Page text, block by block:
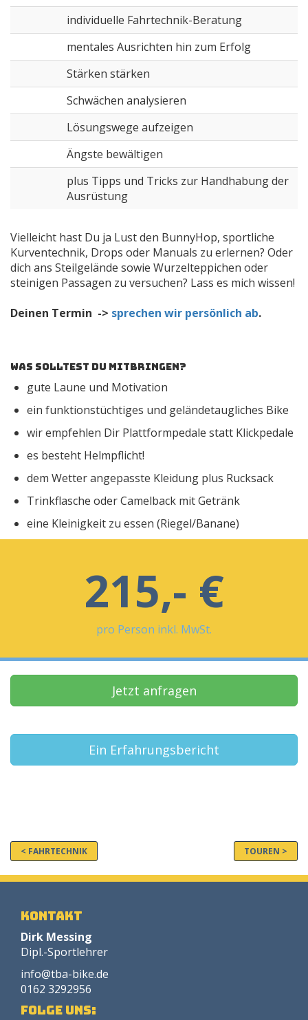
individuelle Fahrtechnik-Beratung
mentales Ausrichten hin zum Erfolg
Stärken stärken
Schwächen analysieren
Lösungswege aufzeigen
Ängste bewältigen
plus Tipps und Tricks zur Handhabung der
Ausrüstung
Vielleicht hast Du ja Lust den BunnyHop, sportliche
Kurventechnik, Drops oder Manuals zu erlernen? Oder
dich ans Steilgelände sowie Wurzelteppichen oder
steinigen Passagen zu versuchen? Lass es mich wissen!
Deinen Termin -> sprechen wir persönlich ab.
Was solltest Du mitbringen?
gute Laune und Motivation
ein funktionstüchtiges und geländetaugliches Bike
wir empfehlen Dir Plattformpedale statt Klickpedale
es besteht Helmpflicht!
dem Wetter angepasste Kleidung plus Rucksack
Trinkflasche oder Camelback mit Getränk
eine Kleinigkeit zu essen (Riegel/Banane)
215,- €
pro Person inkl. MwSt.
Jetzt anfragen
Ein Erfahrungsbericht
< FAHRTECHNIK TOUREN >
Kontakt
Dirk Messing
Dipl.-Sportlehrer
info@tba-bike.de
0162 3292956
Folge uns: